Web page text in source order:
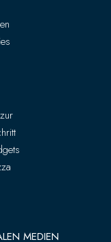
MEDIEN